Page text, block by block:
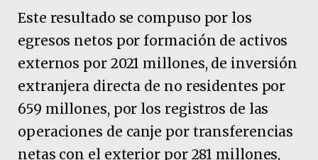
Este resultado se compuso por los
egresos netos por formación de activos
externos por 2021 millones, de inversión
extranjera directa de no residentes por
659 millones, por los registros de las
operaciones de canje por transferencias
netas con el exterior por 281 millones,